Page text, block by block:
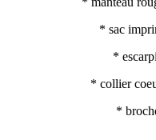
* sac
*
* collier
*